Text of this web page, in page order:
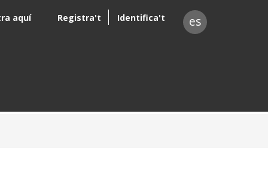
aquí Registra't Identifica't es